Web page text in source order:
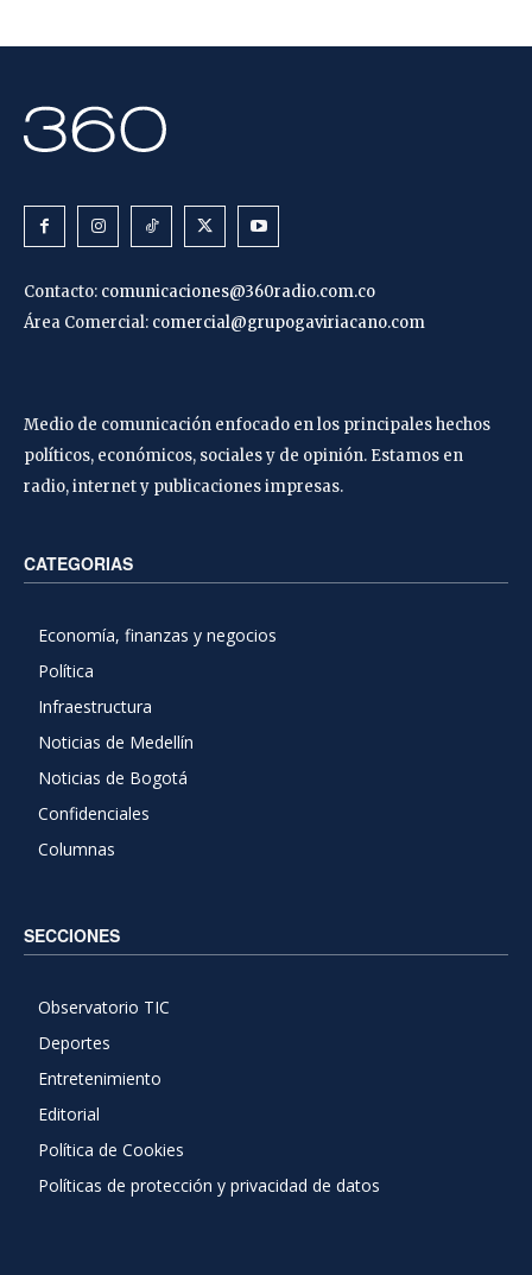
Contacto: comunicaciones@360radio.com.co
Área Comercial: comercial@grupogaviriacano.com
Medio de comunicación enfocado en los principales hechos
políticos, económicos, sociales y de opinión. Estamos en
radio, internet y publicaciones impresas.
CATEGORIAS
Economía, finanzas y negocios
Política
Infraestructura
Noticias de Medellín
Noticias de Bogotá
Confidenciales
Columnas
SECCIONES
Observatorio TIC
Deportes
Entretenimiento
Editorial
Política de Cookies
Políticas de protección y privacidad de datos